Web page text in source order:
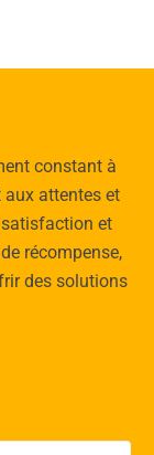
constant à
aux attentes et
et
récompense,
des solutions